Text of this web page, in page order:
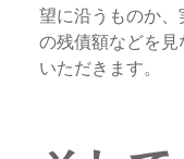
望に沿うものか
の残債額などを
いただきます。